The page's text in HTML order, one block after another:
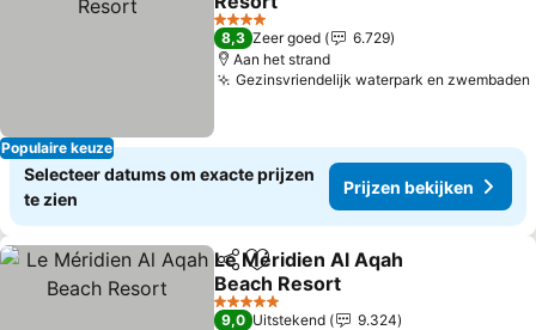
Populaire keuze
Prijzen bekijken
4 Sterren
8,3 Zeer goed
6.729
Aan het strand
Gezinsvriendelijk waterpark en zwembaden
Selecteer datums om exacte prijzen
te zien
Prijzen bekijken
DelenToevoegen aan favorieten
Le Méridien Al Aqah
Beach Resort
Prijzen bekijken
5 Sterren
9,0 Uitstekend
9.324